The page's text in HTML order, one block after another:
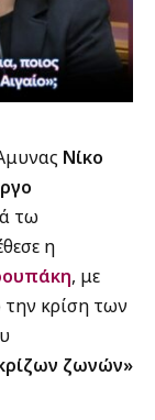
Νίκο
τω
η
, με
κρίση των
ζωνών»